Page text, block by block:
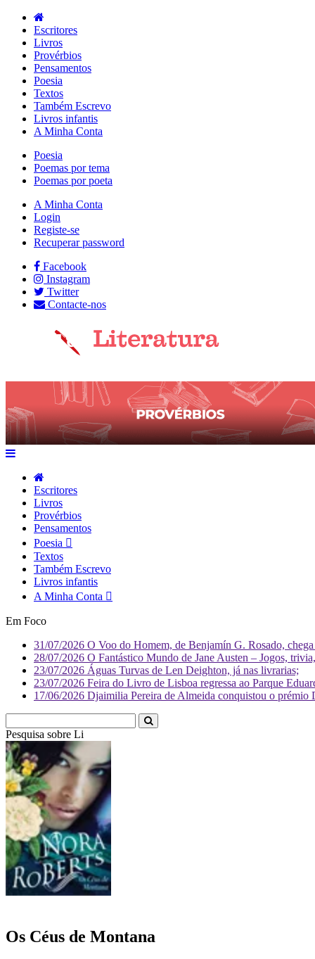
Escritores
Livros
Provérbios
Pensamentos
Poesia
Textos
Também Escrevo
Livros infantis
A Minha Conta
Poesia
Poemas por tema
Poemas por poeta
A Minha Conta
Login
Registe-se
Recuperar password
Facebook
Instagram
Twitter
Contacte-nos
Escritores
Livros
Provérbios
Pensamentos
Poesia
Textos
Também Escrevo
Livros infantis
A Minha Conta
Em Foco
31/07/2026 O Voo do Homem, de Benjamín G. Rosado,
28/07/2026 O Fantástico Mundo de Jane Austen – Jogos,
23/07/2026 Águas Turvas de Len Deighton, já nas livrarias;
23/07/2026 Feira do Livro de Lisboa regressa ao Parque
17/06/2026 Djaimilia Pereira de Almeida conquistou o
Pesquisa sobre Literatura
Os Céus de Montana